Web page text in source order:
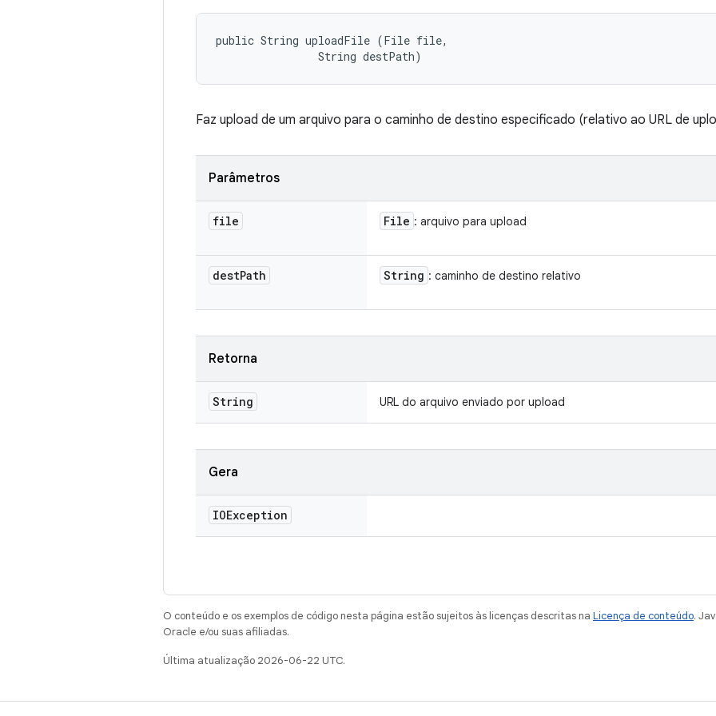
public String uploadFile (File file,
                String destPath)
Faz upload de um arquivo para o caminho de destino especificado (relativo ao URL de
Parâmetros
file File : arquivo para upload
destPath String : caminho de destino relativo
Retorna
String URL do arquivo enviado por upload
Gera
IOException
O conteúdo e os exemplos de código nesta página estão sujeitos às licenças descritas na Licença de conteúdo.
Oracle e/ou suas afiliadas.
Última atualização 2026-06-22 UTC.